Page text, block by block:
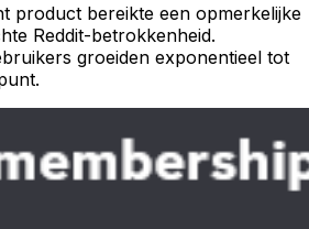
product bereikte een opmerkelijke
Reddit-betrokkenheid.
groeiden exponentieel tot